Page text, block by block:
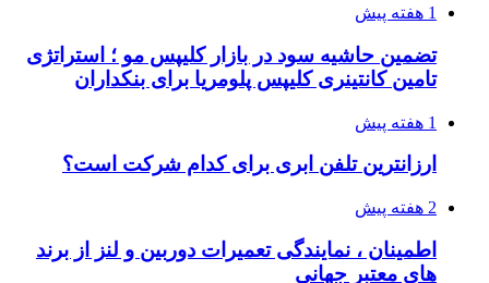
1 هفته پیش
تضمین حاشیه سود در بازار کلیپس مو ؛ استراتژی
تامین کانتینری کلیپس پلومریا برای بنکداران
1 هفته پیش
ارزانترین تلفن ابری برای کدام شرکت است؟
2 هفته پیش
اطمینان ، نمایندگی تعمیرات دوربین و لنز از برند
های معتبر جهانی